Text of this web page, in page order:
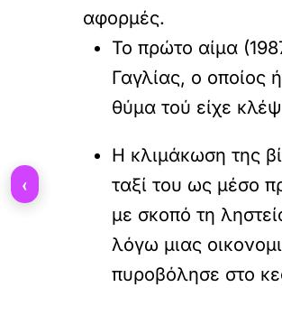
αφορμές.
Το πρώτο αίμα
Γαγλίας, ο οποίος
θύμα τού είχε
Η κλιμάκωση της
ταξί του ως μέσο
με σκοπό τη
λόγω μιας
πυροβόλησε στο
‹